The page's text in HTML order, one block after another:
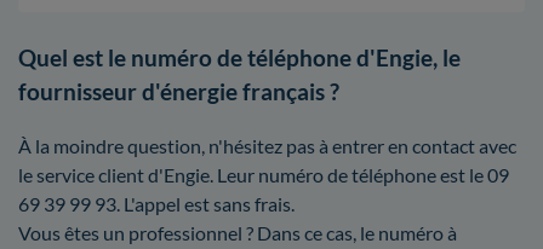
Quel est le numéro de téléphone d'Engie, le
fournisseur d'énergie français ?
À la moindre question, n'hésitez pas à entrer en contact avec
le service client d'Engie. Leur numéro de téléphone est le 09
69 39 99 93. L'appel est sans frais.
Vous êtes un professionnel ? Dans ce cas, le numéro à